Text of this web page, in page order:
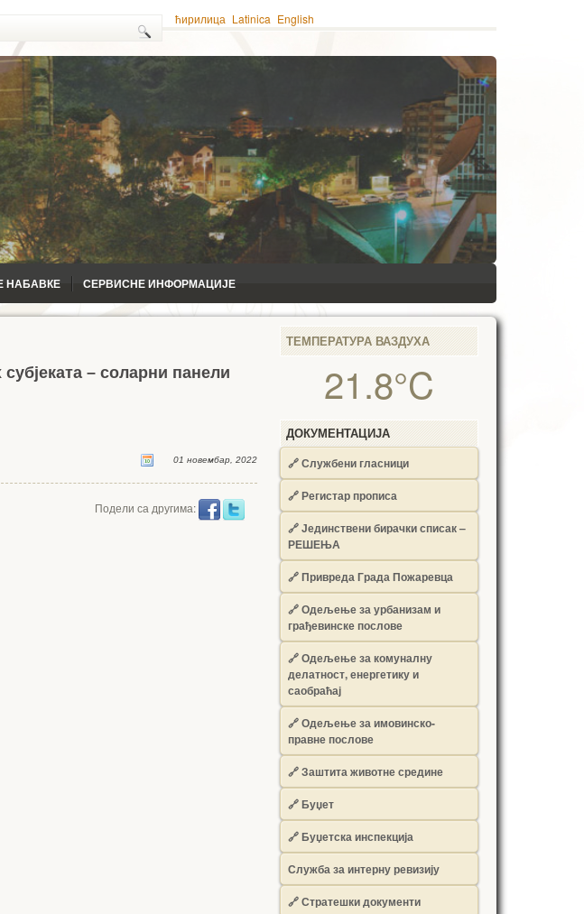
ћирилица Latinica English
НАБАВКЕ СЕРВИСНЕ ИНФОРМАЦИЈЕ
– соларни панели
01 новембар, 2022
Подели са другима:
ТЕМПЕРАТУРА ВАЗДУХА
21.8°C
ДОКУМЕНТАЦИЈА
🔗Службени гласници
🔗Регистар прописа
🔗Јединствени бирачки списак –
РЕШЕЊА
🔗Привреда Града Пожаревца
🔗Одељење за урбанизам и
грађевинске послове
🔗Одељење за комуналну
делатност, енергетику и
саобраћај
🔗Одељење за имовинско-
правне послове
🔗Заштита животне средине
🔗Буџет
🔗Буџетска инспекција
Служба за интерну ревизију
🔗Стратешки документи